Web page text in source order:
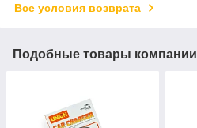
Все условия возврата
Подобные товары компании